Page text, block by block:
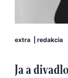
extra redakcia
Ja a